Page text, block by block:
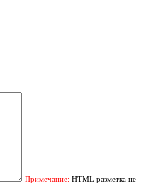
Примечание: HTML разметка не